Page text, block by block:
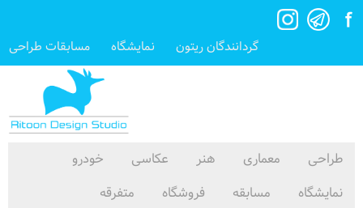
گردانندگان ریتون نمایشگاه مسابقات طراحی
طراحی معماری هنر عکاسی
خودرو
نمایشگاه
مسابقه فروشگاه متفرقه